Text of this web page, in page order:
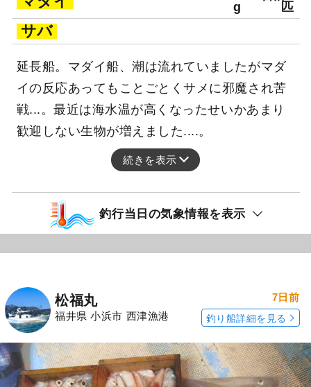
g
匹
サバ
延長船。マダイ船、潮は流れていましたがマダ
イの反応あってもことごとくサメに邪魔され苦
戦...。最近は海水温が高くなったせいかあまり
歓迎しない生物が増えました....。
続きを表示
釣行当日の気象情報を表示
松福丸
福井県 小浜市 西津漁港
7日前
釣り船詳細を見る